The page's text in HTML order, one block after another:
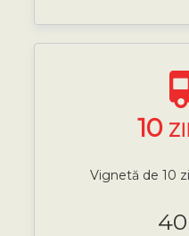
10
Vignetă de 10